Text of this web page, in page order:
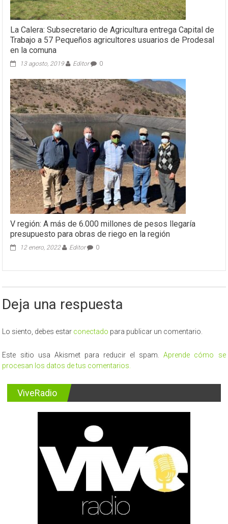
La Calera: Subsecretario de Agricultura entrega Capital de
Trabajo a 57 Pequeños agricultores usuarios de Prodesal
en la comuna
13 agosto, 2019 Editor 0
V región: A más de 6.000 millones de pesos llegaría
presupuesto para obras de riego en la región
12 enero, 2022 Editor 0
Deja una respuesta
Lo siento, debes estar conectado para publicar un comentario.
Este sitio usa Akismet para reducir el spam.Aprende cómo se
procesan los datos de tus comentarios.
ViveRadio